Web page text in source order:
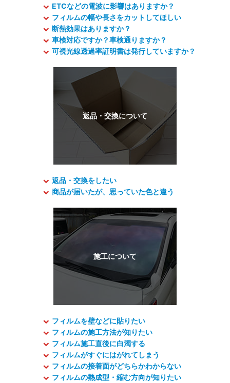
ETCなどの電波に影響はありますか？
フィルムの幅や長さをカットしてほしい
断熱効果はありますか？
車検対応ですか？車検通りますか？
可視光線透過率証明書は発行していますか？
返品・交換をしたい
商品が届いたが、思っていた色と違う
フィルムを壁などに貼りたい
フィルムの施工方法が知りたい
フィルム施工直後に白濁する
フィルムがすぐにはがれてしまう
フィルムの接着面がどちらかわからない
フィルムの熱成型・縮む方向が知りたい